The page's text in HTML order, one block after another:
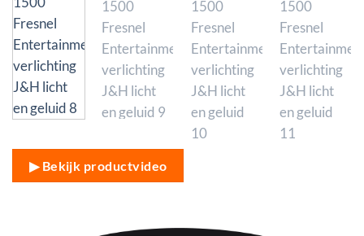
▶ Bekijk productvideo